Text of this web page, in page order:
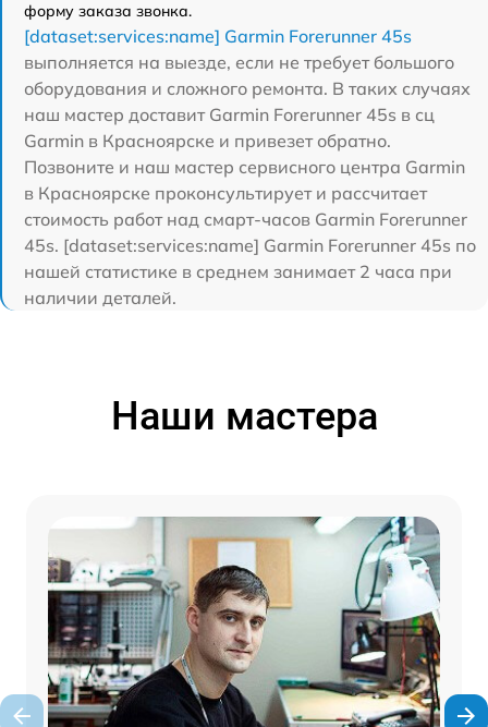
форму заказа звонка.
[dataset:services:name] Garmin Forerunner 45s
выполняется на выезде, если не требует большого
оборудования и сложного ремонта. В таких случаях
наш мастер доставит Garmin Forerunner 45s в сц
Garmin в Красноярске и привезет обратно.
Позвоните и наш мастер сервисного центра Garmin
в Красноярске проконсультирует и рассчитает
стоимость работ над смарт-часов Garmin Forerunner
45s. [dataset:services:name] Garmin Forerunner 45s по
нашей статистике в среднем занимает 2 часа при
наличии деталей.
Наши мастера